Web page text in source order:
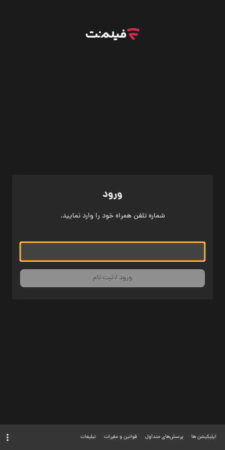
ورود
شماره تلفن همراه خود را وارد نمایید.
ورود / ثبت نام
اپلیکیشن ها پرسش‌های متداول قوانین و مقررات تبلیغات